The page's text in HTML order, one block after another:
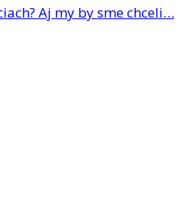
Aj my by sme chceli…